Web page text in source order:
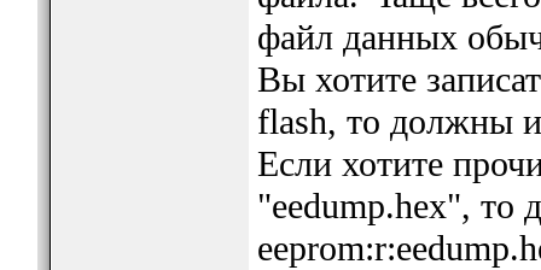
файл данных
Вы хотите
flash, то должны
Если хотите
"eedump.hex", то